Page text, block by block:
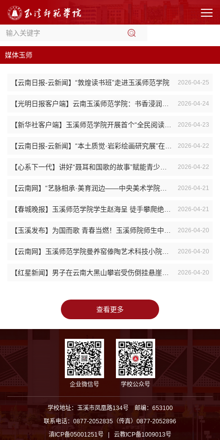
媒体玉师
2026-04-25
【云南日报-云新闻】“敦煌读书班”走进玉溪师范学院
2026-04-24
【光明日报客户端】云南玉溪师范学院：书香浸润心灵
2026-04-23
【新华社客户端】玉溪师范学院开展首个“全民阅读活动周”系列活动
2026-04-22
【云南日报-云新闻】“本土质觉·岩彩绘画研究展”在玉溪师范学院开幕
2026-04-22
【心系下一代】讲好“聂耳和国歌的故事”赋能青少年爱国主义教育的路径
2026-04-21
【云南网】“艺脉相承·美育润边——中央美术学院、玉溪师范学院共绘大中小美育同心...
2026-04-21
【春城晚报】玉溪师范学院学生赵海呈 徒手攀爬绝壁70米 成功救下受伤男子
2026-04-20
【玉溪发布】为国而歌 青春当燃！玉溪师院师生中超公益看台传承红色基因
2026-04-20
【云南网】玉溪师范学院曼养窑傣陶艺术科技小院签约挂牌 以艺术赋能乡村振兴 用科...
2026-04-20
【红星新闻】男子在云南大黑山攀岩受伤倒挂悬崖血流不止，路过的一群徒步大学生和...
查看更多
企业微信号 学校公众号
学校地址：玉溪市凤凰路134号 邮编：653100
联系电话：0877-2052835（传真）0877-2052896
滇ICP备05001251号 | 云教ICP备1009013号